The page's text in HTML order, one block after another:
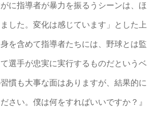
に指導者が暴力を振るうシーンは、ほ
した。変化は感じています」とした上
を含めて指導者たちには、野球とは監
選手が忠実に実行するものだというベ
慣も大事な面はありますが、結果的に
さい。僕は何をすればいいですか？』